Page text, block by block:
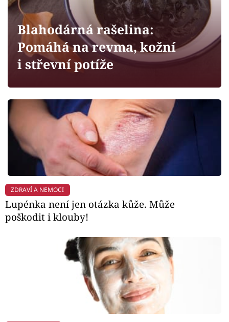
Sledujte prima+
Filmový festival Karlovy Vary
Mámy sobě
Přihlášení
Sledujte nás
Blahodárná rašelina:
Pomáhá na revma, kožní
i střevní potíže
ZDRAVÍ A NEMOCI
Lupénka není jen otázka kůže. Může
poškodit i klouby!